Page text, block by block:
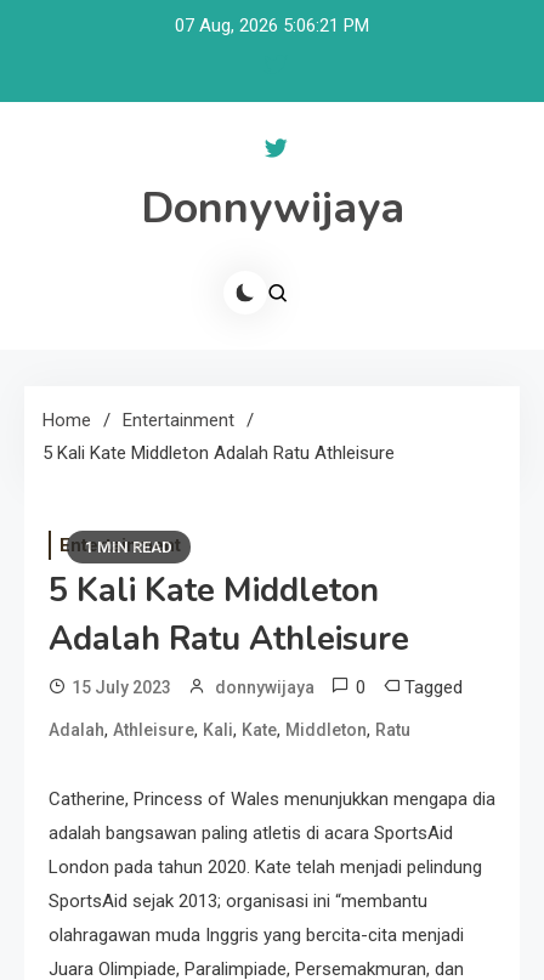
07 Aug, 2026 5:06:22 PM
Donnywijaya
Home
Entertainment
5 Kali Kate Middleton Adalah Ratu Athleisure
1 MIN READ
Entertainment
5 Kali Kate Middleton
Adalah Ratu Athleisure
15 July 2023 donnywijaya 0 Tagged
Adalah, Athleisure, Kali, Kate, Middleton, Ratu
Catherine, Princess of Wales menunjukkan mengapa dia
adalah bangsawan paling atletis di acara SportsAid
London pada tahun 2020. Kate telah menjadi pelindung
SportsAid sejak 2013; organisasi ini “membantu
olahragawan muda Inggris yang bercita-cita menjadi
Juara Olimpiade, Paralimpiade, Persemakmuran, dan